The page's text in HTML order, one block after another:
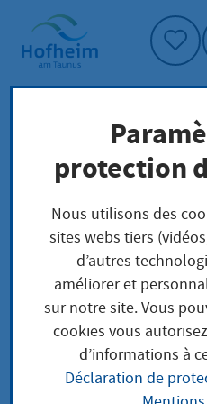
Accueil"
Page d'accueil
Trouver
Préoccupations locales
Erlaubnis zur Mitnahme
Munition in den, durch
Geltungsbereich des
Verlängerung
Erlaubnis
protection
Nous utilisons des
sites webs tiers
d’autres
améliorer et
sur notre site. Vous
cookies vous
d’informations à
Déclaration de